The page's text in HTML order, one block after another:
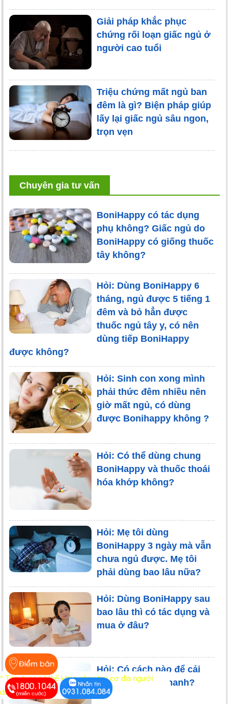
Giải pháp khắc phục
chứng rối loạn giấc ngủ ở
người cao tuổi
Triệu chứng mất ngủ ban
đêm là gì? Biện pháp giúp
lấy lại giấc ngủ sâu ngon,
trọn vẹn
Chuyên gia tư vấn
BoniHappy có tác dụng
phụ không? Giấc ngủ do
BoniHappy có giống thuốc
tây không?
Hỏi: Dùng BoniHappy 6
tháng, ngủ được 5 tiếng 1
đêm và bỏ hẳn được
thuốc ngủ tây y, có nên
dùng tiếp BoniHappy
được không?
Hỏi: Sinh con xong mình
phải thức đêm nhiều nên
giờ mất ngủ, có dùng
được Bonihappy không ?
Hỏi: Có thể dùng chung
BoniHappy và thuốc thoái
hóa khớp không?
Hỏi: Mẹ tôi dùng
BoniHappy 3 ngày mà vẫn
chưa ngủ được. Mẹ tôi
phải dùng bao lâu nữa?
Hỏi: Dùng BoniHappy sau
bao lâu thì có tác dụng và
mua ở đâu?
Hỏi: Có cách nào để cải
thiện giấc ngủ nhanh?
* Tác dụng có thể khác nhau tùy cơ địa người
dùng